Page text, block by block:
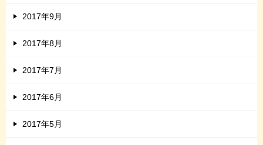
2017年9月
2017年8月
2017年7月
2017年6月
2017年5月